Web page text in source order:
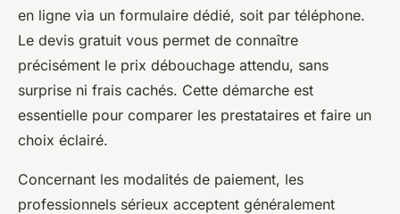
en ligne via un formulaire dédié, soit par téléphone.
Le devis gratuit vous permet de connaître
précisément le prix débouchage attendu, sans
surprise ni frais cachés. Cette démarche est
essentielle pour comparer les prestataires et faire un
choix éclairé.
Concernant les modalités de paiement, les
professionnels sérieux acceptent généralement